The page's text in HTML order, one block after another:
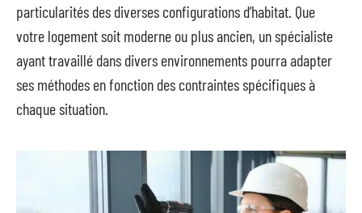
particularités des diverses configurations d’habitat. Que
votre logement soit moderne ou plus ancien, un spécialiste
ayant travaillé dans divers environnements pourra adapter
ses méthodes en fonction des contraintes spécifiques à
chaque situation.